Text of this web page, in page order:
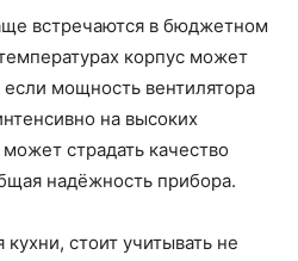
встречаются в бюджетном
корпус может
мощность вентилятора
на высоких
страдать качество
надёжность прибора.
стоит учитывать не